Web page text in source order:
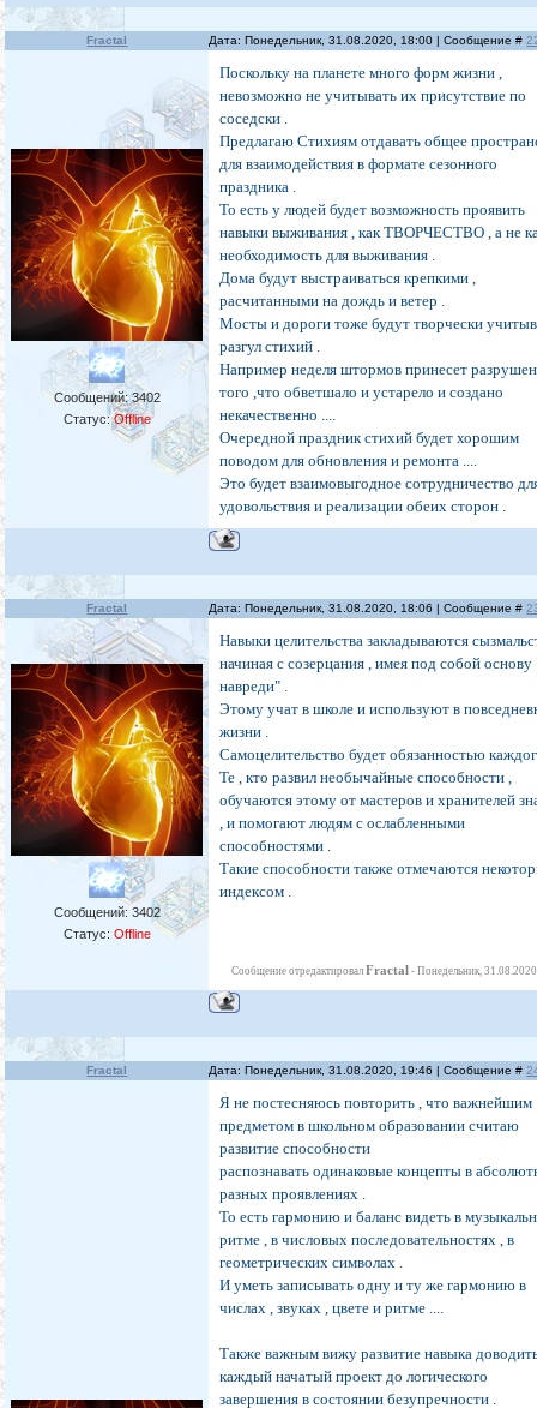
Fractal Дата: Понедельник, 31.08.2020, 18:00 | Сообщение #
Сообщений:3402
Статус:Offline
Поскольку на планете много форм жизни ,
невозможно не учитывать их присутствие по
соседски .
Предлагаю Стихиям отдавать общее
для взаимодействия в формате сезонного
праздника .
То есть у людей будет возможность проявить
навыки выживания , как ТВОРЧЕСТВО , а не
необходимость для выживания .
Дома будут выстраиваться крепкими ,
расчитанными на дождь и ветер .
Мосты и дороги тоже будут творчески
разгул стихий .
Например неделя штормов принесет
того ,что обветшало и устарело и создано
некачественно ....
Очередной праздник стихий будет хорошим
поводом для обновления и ремонта ....
Это будет взаимовыгодное сотрудничество
удовольствия и реализации обеих сторон .
Fractal Дата: Понедельник, 31.08.2020, 18:06 | Сообщение #
Сообщений: 3402
Статус: Offline
Навыки целительства закладываются
начиная с созерцания , имея под собой основу
навреди" .
Этому учат в школе и используют в
жизни .
Самоцелительство будет обязанностью
Те , кто развил необычайные способности ,
обучаются этому от мастеров и хранителей
, и помогают людям с ослабленными
способностями .
Такие способности также отмечаются
индексом .
Сообщение отредактировалFractal -Понедельник,
Fractal Дата: Понедельник, 31.08.2020, 19:46 | Сообщение #
Я не постесняюсь повторить , что важнейшим
предметом в школьном образовании считаю
развитие способности
распознавать одинаковые концепты в
разных проявлениях .
То есть гармонию и баланс видеть в
ритме , в числовых последовательностях , в
геометрических символах .
И уметь записывать одну и ту же гармонию в
числах , звуках , цвете и ритме ....
Также важным вижу развитие навыка
каждый начатый проект до логического
завершения в состоянии безупречности .